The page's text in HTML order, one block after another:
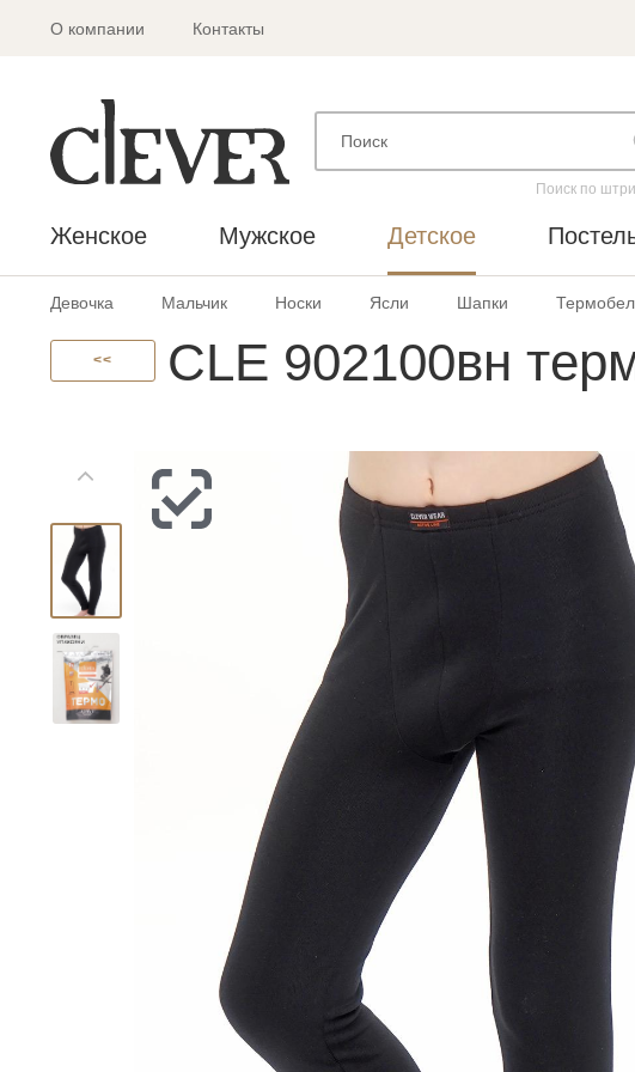
О компании Контакты
Поиск по
Женское Мужское Детское
Девочка Мальчик Носки Ясли Шапки
<< CLE 902100вн